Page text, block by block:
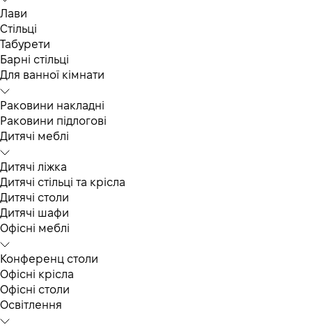
Лави
Стільці
Табурети
Барні стільці
Для ванної кімнати
Раковини накладні
Раковини підлогові
Дитячі меблі
Дитячі ліжка
Дитячі стільці та крісла
Дитячі столи
Дитячі шафи
Офісні меблі
Конференц столи
Офісні крісла
Офісні столи
Освітлення